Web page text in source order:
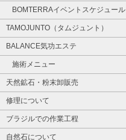
BOMTERRAイベントスケジュール
TAMOJUNTO（タムジュント）
BALANCE気功エステ
施術メニュー
天然鉱石・粉末卸販売
修理について
ブラジルでの作業工程
自然石について